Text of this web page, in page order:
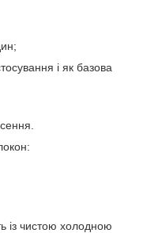
і як базова
із чистою холодною